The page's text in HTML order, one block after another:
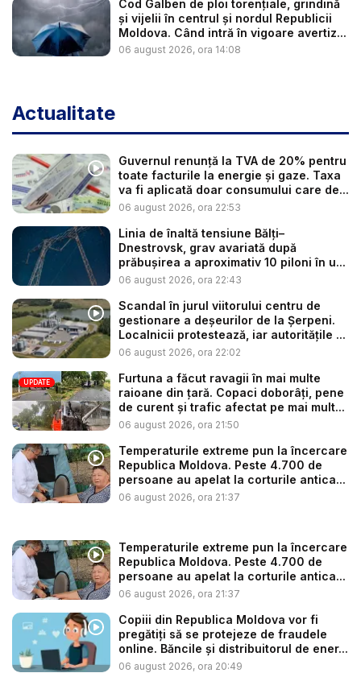
Cod Galben de ploi torențiale, grindină
și vijelii în centrul și nordul Republicii
Moldova. Când intră în vigoare avertiz...
06 august 2026, ora 14:08
Actualitate
Guvernul renunță la TVA de 20% pentru
toate facturile la energie și gaze. Taxa
va fi aplicată doar consumului care de...
06 august 2026, ora 22:53
Linia de înaltă tensiune Bălți–
Dnestrovsk, grav avariată după
prăbușirea a aproximativ 10 piloni în u...
06 august 2026, ora 22:43
Scandal în jurul viitorului centru de
gestionare a deșeurilor de la Șerpeni.
Localnicii protestează, iar autoritățile ...
06 august 2026, ora 22:02
UPDATE
Furtuna a făcut ravagii în mai multe
raioane din țară. Copaci doborâți, pene
de curent și trafic afectat pe mai mult...
06 august 2026, ora 21:50
Temperaturile extreme pun la încercare
Republica Moldova. Peste 4.700 de
persoane au apelat la corturile antica...
06 august 2026, ora 21:37
Temperaturile extreme pun la încercare
Republica Moldova. Peste 4.700 de
persoane au apelat la corturile antica...
06 august 2026, ora 21:37
Copiii din Republica Moldova vor fi
pregătiți să se protejeze de fraudele
online. Băncile și distribuitorul de ener...
06 august 2026, ora 20:49